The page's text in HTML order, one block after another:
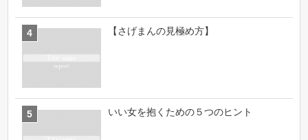
【さげまんの見極め方】
いい女を抱くための５つのヒント